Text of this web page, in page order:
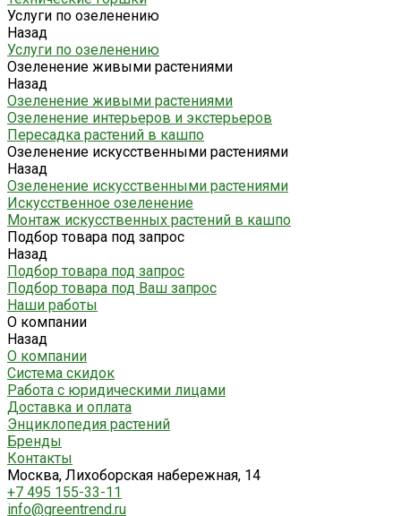
Услуги по озеленению
Назад
Услуги по озеленению
Озеленение живыми растениями
Назад
Озеленение живыми растениями
Озеленение интерьеров и экстерьеров
Пересадка растений в кашпо
Озеленение искусственными растениями
Назад
Озеленение искусственными растениями
Искусственное озеленение
Монтаж искусственных растений в кашпо
Подбор товара под запрос
Назад
Подбор товара под запрос
Подбор товара под Ваш запрос
Наши работы
О компании
Назад
О компании
Система скидок
Работа с юридическими лицами
Доставка и оплата
Энциклопедия растений
Бренды
Контакты
Москва, Лихоборская набережная, 14
+7 495 155-33-11
info@greentrend.ru